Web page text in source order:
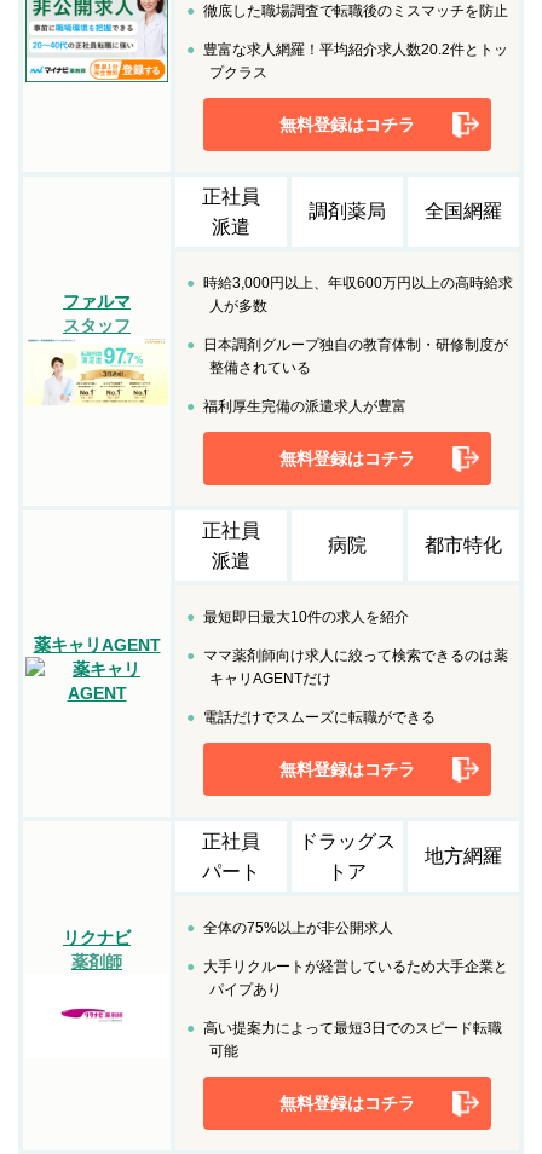
徹底した職場調査で転職後のミスマッチを防止
豊富な求人網羅！平均紹介求人数20.2件とトッ
プクラス
無料登録はコチラ
ファルマ
スタッフ
正社員
派遣
調剤薬局 全国網羅
時給3,000円以上、年収600万円以上の高時給求
人が多数
日本調剤グループ独自の教育体制・研修制度が
整備されている
福利厚生完備の派遣求人が豊富
無料登録はコチラ
薬キャリAGENT
正社員
派遣
病院 都市特化
最短即日最大10件の求人を紹介
ママ薬剤師向け求人に絞って検索できるのは薬
キャリAGENTだけ
電話だけでスムーズに転職ができる
無料登録はコチラ
リクナビ
薬剤師
正社員
パート
ドラッグス
トア
地方網羅
全体の75%以上が非公開求人
大手リクルートが経営しているため大手企業と
パイプあり
高い提案力によって最短3日でのスピード転職
可能
無料登録はコチラ